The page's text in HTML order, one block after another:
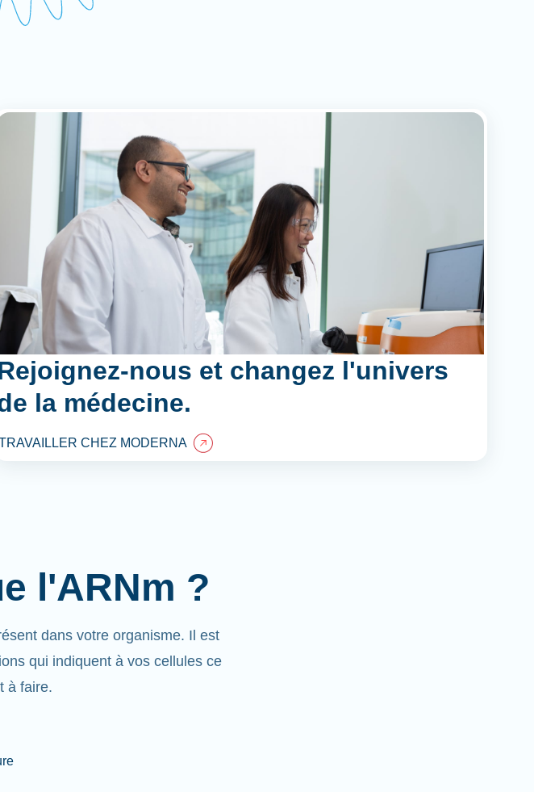
nous et changez l'univers
la médecine.
CHEZ MODERNA
l'ARNm ?
dans votre organisme. Il est
qui indiquent à vos cellules ce
à faire.